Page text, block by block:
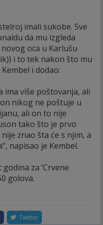
imali sukobe. Sve
da mu izgleda
oca u Karlušu
i to tek nakon što mu
i dodao:
ima više poštovanja, ali
nikog ne poštuje u
ali on to nije
tako što je prvo
znao šta će s njim, a
napisao je Kembel.
za ’Crvene
golova.
Twitter